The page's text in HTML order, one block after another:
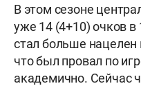
В этом сезоне
уже 14 (4+10) очков в
стал больше нацелен
что был провал по
академично. Сейчас